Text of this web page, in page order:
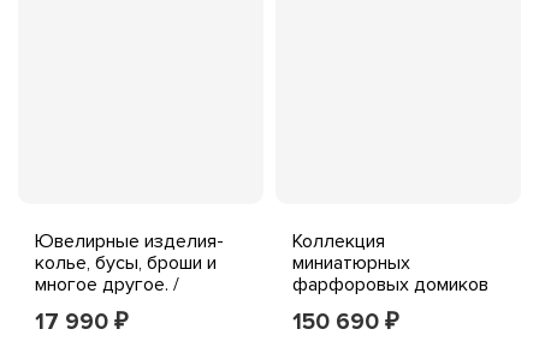
Ювелирные изделия-
колье, бусы, броши и
многое другое. /
Любитель бижутерии /
Коллекционер
17 990 ₽
Коллекция
миниатюрных
фарфоровых домиков
Делфта из 39 шт.
150 690 ₽